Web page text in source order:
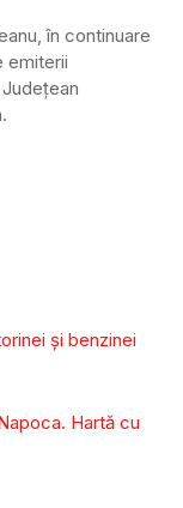
în continuare
emiterii
și benzinei
Hartă cu